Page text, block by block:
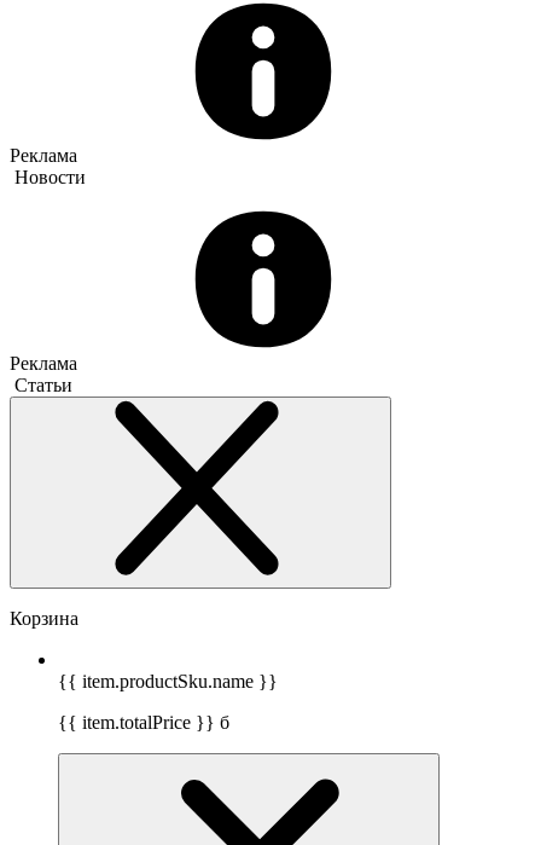
Реклама
Новости
Реклама
Статьи
Корзина
{{ item.productSku.name }}
{{ item.totalPrice }} б